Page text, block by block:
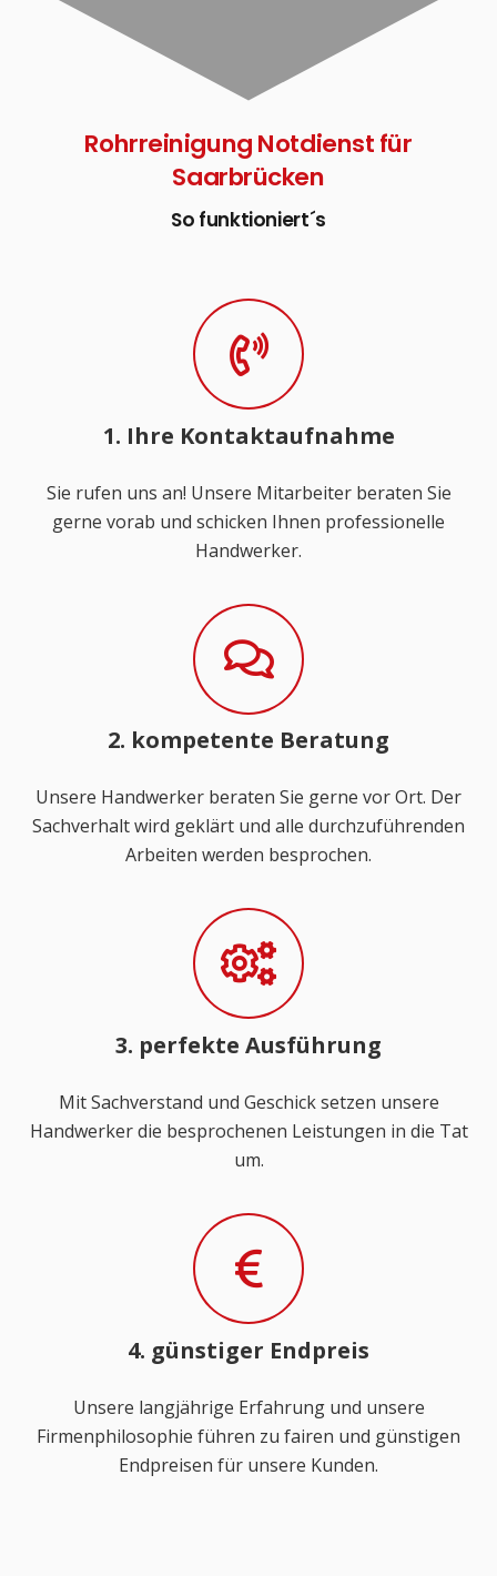
Rohrreinigung Notdienst für
Saarbrücken
So funktioniert´s
1. Ihre Kontaktaufnahme
Sie rufen uns an! Unsere Mitarbeiter beraten Sie
gerne vorab und schicken Ihnen professionelle
Handwerker.
2. kompetente Beratung
Unsere Handwerker beraten Sie gerne vor Ort. Der
Sachverhalt wird geklärt und alle durchzuführenden
Arbeiten werden besprochen.
3. perfekte Ausführung
Mit Sachverstand und Geschick setzen unsere
Handwerker die besprochenen Leistungen in die Tat
um.
4. günstiger Endpreis
Unsere langjährige Erfahrung und unsere
Firmenphilosophie führen zu fairen und günstigen
Endpreisen für unsere Kunden.